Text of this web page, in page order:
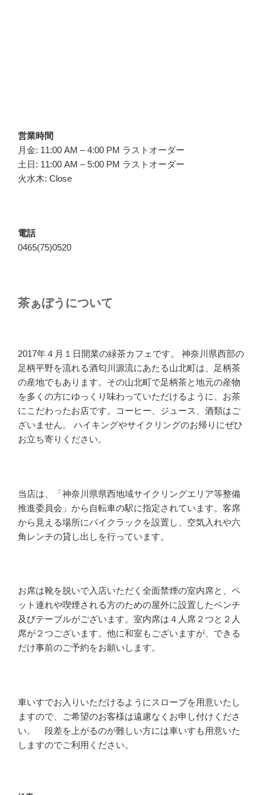
営業時間
月金: 11:00 AM – 4:00 PM ラストオーダー
土日: 11:00 AM – 5:00 PM ラストオーダー
火水木: Close
電話
0465(75)0520
茶ぁぼうについて
2017年４月１日開業の緑茶カフェです。 神奈川県西部の
足柄平野を流れる酒匂川源流にあたる山北町は、足柄茶
の産地でもあります。その山北町で足柄茶と地元の産物
を多くの方にゆっくり味わっていただけるように、お茶
にこだわったお店です。コーヒー、ジュース、酒類はご
ざいません。 ハイキングやサイクリングのお帰りにぜひ
お立ち寄りください。
当店は、「神奈川県県西地域サイクリングエリア等整備
推進委員会」から自転車の駅に指定されています。客席
から見える場所にバイクラックを設置し、空気入れや六
角レンチの貸し出しを行っています。
お席は靴を脱いで入店いただく全面禁煙の室内席と、ペ
ット連れや喫煙される方のための屋外に設置したベンチ
及びテーブルがございます。室内席は４人席２つと２人
席が２つございます。他に和室もございますが、できる
だけ事前のご予約をお願いします。
車いすでお入りいただけるようにスロープを用意いたし
ますので、ご希望のお客様は遠慮なくお申し付けくださ
い。 段差を上がるのが難しい方には車いすも用意いた
しますのでご利用ください。